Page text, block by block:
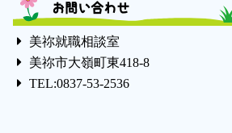
お問い合わせ
美祢就職相談室
美祢市大嶺町東418-8
TEL:0837-53-2536